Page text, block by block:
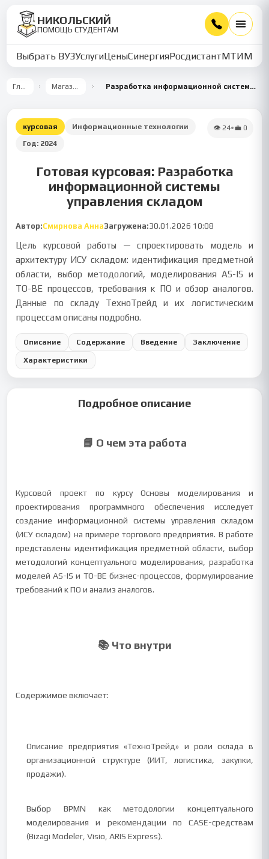
НИКОЛЬСКИЙ
ПОМОЩЬ СТУДЕНТАМ
Выбрать ВУЗУслугиЦеныСинергияРосдистантМТИММУ
Главная Магазин работ Разработка информационной системы управления складом: концептуальное и логическое моделирование
курсовая
Информационные технологии
Год: 2024
👁 24•💼 0
Готовая курсовая: Разработка
информационной системы
управления складом
Автор:Смирнова АннаЗагружена:30.01.2026 10:08
Цель курсовой работы — спроектировать модель и
архитектуру ИСУ складом: идентификация предметной
области, выбор методологий, моделирования AS-IS и
TO-BE процессов, требования к ПО и обзор аналогов.
Данные по складу ТехноТрейд и их логистическим
процессам описаны подробно.
Описание Содержание Введение Заключение
Характеристики
Подробное описание
📘 О чем эта работа
Курсовой проект по курсу Основы моделирования и
проектирования программного обеспечения исследует
создание информационной системы управления складом
(ИСУ складом) на примере торгового предприятия. В работе
представлены идентификация предметной области, выбор
методологий концептуального моделирования, разработка
моделей AS-IS и TO-BE бизнес-процессов, формулирование
требований к ПО и анализ аналогов.
📚 Что внутри
Содержимое включает:
Описание предприятия «ТехноТрейд» и роли склада в
организационной структуре (ИИТ, логистика, закупки,
продажи).
Выбор BPMN как методологии концептуального
моделирования и рекомендации по CASE-средствам
(Bizagi Modeler, Visio, ARIS Express).